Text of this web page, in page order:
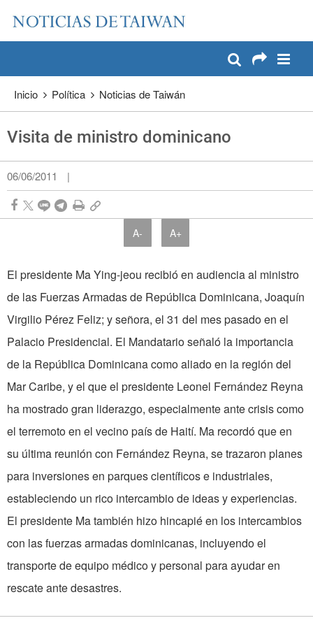
Pase a contenido principal
Inicio Política Noticias de Taiwán
Visita de ministro dominicano
06/06/2011 |
A- A+
El presidente Ma Ying-jeou recibió en audiencia al ministro
de las Fuerzas Armadas de República Dominicana, Joaquín
Virgilio Pérez Feliz; y señora, el 31 del mes pasado en el
Palacio Presidencial. El Mandatario señaló la importancia
de la República Dominicana como aliado en la región del
Mar Caribe, y el que el presidente Leonel Fernández Reyna
ha mostrado gran liderazgo, especialmente ante crisis como
el terremoto en el vecino país de Haití. Ma recordó que en
su última reunión con Fernández Reyna, se trazaron planes
para inversiones en parques científicos e industriales,
estableciendo un rico intercambio de ideas y experiencias.
El presidente Ma también hizo hincapié en los intercambios
con las fuerzas armadas dominicanas, incluyendo el
transporte de equipo médico y personal para ayudar en
rescate ante desastres.